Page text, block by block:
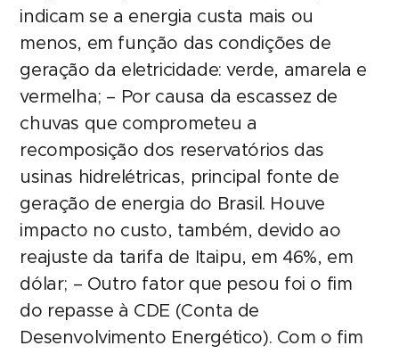
indicam se a energia custa mais ou
menos, em função das condições de
geração da eletricidade: verde, amarela e
vermelha; – Por causa da escassez de
chuvas que comprometeu a
recomposição dos reservatórios das
usinas hidrelétricas, principal fonte de
geração de energia do Brasil. Houve
impacto no custo, também, devido ao
reajuste da tarifa de Itaipu, em 46%, em
dólar; – Outro fator que pesou foi o fim
do repasse à CDE (Conta de
Desenvolvimento Energético). Com o fim